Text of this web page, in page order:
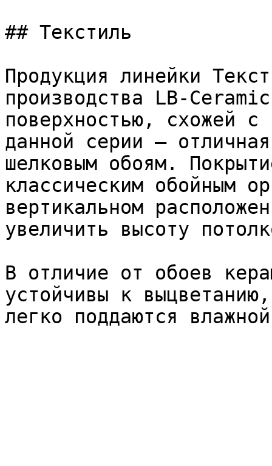
## Текстиль
Продукция линейки
производства LB-
поверхностью, схожей с
данной серии –
шелковым обоям.
классическим обойным
вертикальном
увеличить высоту
В отличие от обоев
устойчивы к
легко поддаются